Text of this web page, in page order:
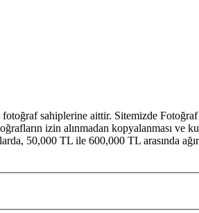
sahiplerine aittir. Sitemizde
izin alınmadan kopyalanması ve
50,000 TL ile 600,000 TL arasında